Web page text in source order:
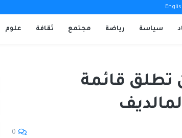
سياسة رياضة مجتمع ثقافة علوم
تطلق قائمة
0